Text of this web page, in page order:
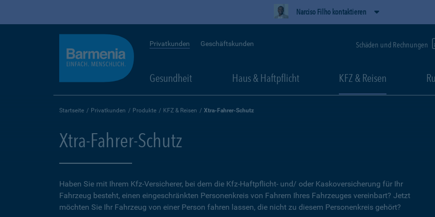
Narciso Filho kontaktieren
Privatkunden Geschäftskunden Schäden und Rechnungen
Gesundheit Haus & Haftpflicht KFZ & Reisen
Startseite Privatkunden Produkte KFZ & Reisen Xtra-Fahrer-Schutz
Xtra-Fahrer-Schutz
Haben Sie mit Ihrem Kfz-Versicherer, bei dem die Kfz-Haftpflicht- und/ oder Kaskoversicherung für Ihr
Fahrzeug besteht, einen eingeschränkten Personenkreis von Fahrern Ihres Fahrzeuges vereinbart? Jetzt
möchten Sie Ihr Fahrzeug von einer Person fahren lassen, die nicht zu diesem Personenkreis gehört?